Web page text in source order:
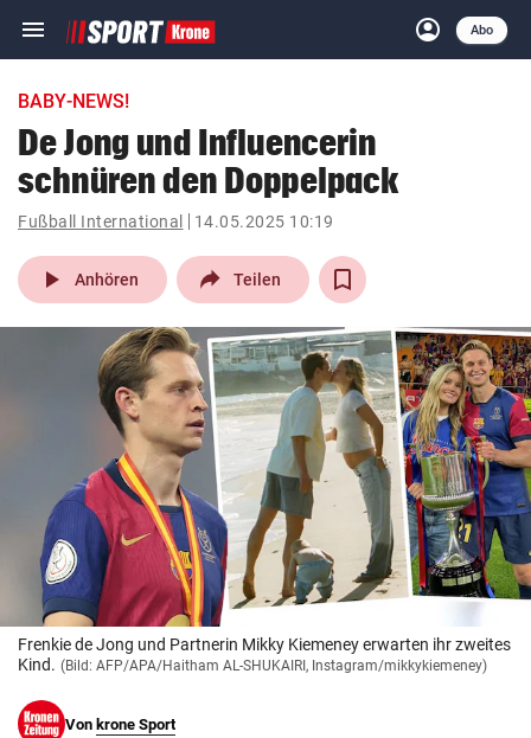
menu Navigation
ein-/ausklappen
account_circle
Anmelden
Abo
close Schließen
account_circle Anmelden
arrow_right
pin_drop
Wien arrow_right
bookmark
Suchbegriff
eingeben
© Krone Multimedia GmbH & Co KG 2026
Muthgasse 2, 1190 Wien
BABY-NEWS!
De Jong und Influencerin
schnüren den Doppelpack
Fußball International 14.05.2025 10:19
play_arrow Anhören Teilen
Frenkie de Jong und Partnerin Mikky Kiemeney erwarten ihr zweites
Kind. (Bild: AFP/APA/Haitham AL-SHUKAIRI, Instagram/mikkykiemeney)
Von krone Sport